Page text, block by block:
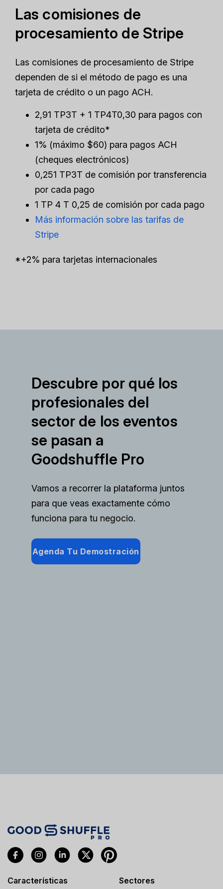
Las comisiones de
procesamiento de Stripe
Las comisiones de procesamiento de Stripe
dependen de si el método de pago es una
tarjeta de crédito o un pago ACH.
2,91 TP3T + 1 TP4T0,30 para pagos con
tarjeta de crédito*
1% (máximo $60) para pagos ACH
(cheques electrónicos)
0,251 TP3T de comisión por transferencia
por cada pago
1 TP 4 T 0,25 de comisión por cada pago
Más información sobre las tarifas de
Stripe
*+2% para tarjetas internacionales
Descubre por qué los
profesionales del
sector de los eventos
se pasan a
Goodshuffle Pro
Vamos a recorrer la plataforma juntos
para que veas exactamente cómo
funciona para tu negocio.
Agenda Tu Demostración
Características Sectores